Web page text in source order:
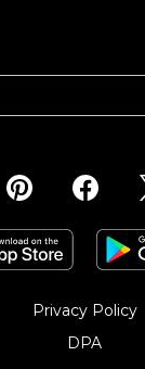
Privacy Policy
DPA